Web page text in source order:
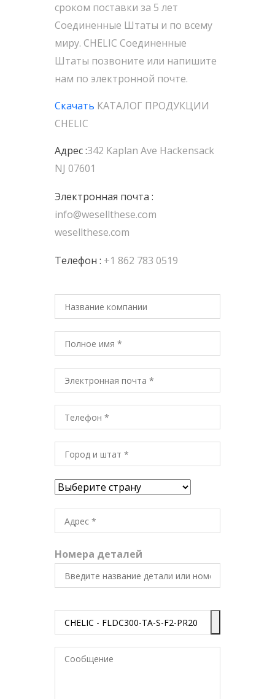
сроком поставки за 5 лет
Соединенные Штаты и по всему
миру. CHELIC Соединенные
Штаты позвоните или напишите
нам по электронной почте.
Скачать КАТАЛОГ ПРОДУКЦИИ
CHELIC
Адрес :342 Kaplan Ave Hackensack
NJ 07601
Электронная почта :
info@wesellthese.com
wesellthese.com
Телефон : +1 862 783 0519
Номера деталей